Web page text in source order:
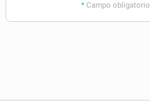
*Campo obligatorio